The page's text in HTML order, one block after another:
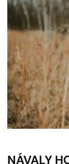
NÁVALY